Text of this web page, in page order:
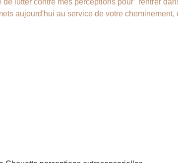
de lutter contre mes perceptions pour "rentrer
aujourd'hui au service de votre cheminement,